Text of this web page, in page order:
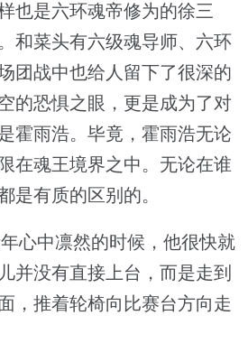
也是六环魂帝修为的徐三
和菜头有六级魂导师、六环
团战中也给人留下了很深的
的恐惧之眼，更是成为了对
霍雨浩。毕竟，霍雨浩无论
在魂王境界之中。无论在谁
是有质的区别的。
心中凛然的时候，他很快就
并没有直接上台，而是走到
，推着轮椅向比赛台方向走